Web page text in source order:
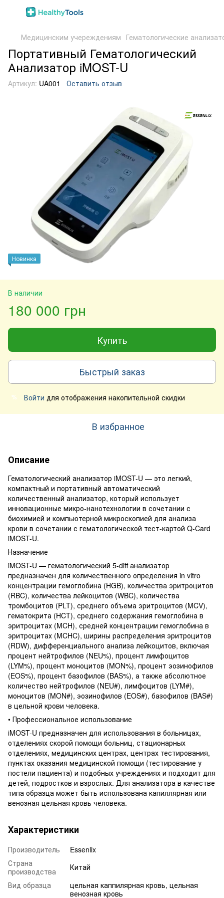
Медицинским учереждениям Гематологические
Портативный Гематологический
Анализатор iMOST-U
Артикул: UA001 Оставить отзыв
Новинка
В наличии
180 000 грн
Купить
Быстрый заказ
% Войти для отображения накопительной скидки
В избранное
Описание
Гематологический анализатор iMOST-U — это легкий,
компактный и портативный автоматический
количественный анализатор, который использует
инновационные микро-нанотехнологии в сочетании с
биохимией и компьютерной микроскопией для анализа
крови в сочетании с гематологической тест-картой Q-Card
iMOST-U.
Назначение
iMOST-U — гематологический 5-diff анализатор
предназначен для количественного определения in vitro
концентрации гемоглобина (HGB), количества эритроцитов
(RBC), количества лейкоцитов (WBC), количества
тромбоцитов (PLT), среднего объема эритроцитов (MCV),
гематокрита (HCT), среднего содержания гемоглобина в
эритроцитах (MCH), средней концентрации гемоглобина в
эритроцитах (MCHC), ширины распределения эритроцитов
(RDW), дифференциального анализа лейкоцитов, включая
процент нейтрофилов (NEU%), процент лимфоцитов
(LYM%), процент моноцитов (MON%), процент эозинофилов
(EOS%), процент базофилов (BAS%), а также абсолютное
количество нейтрофилов (NEU#), лимфоцитов (LYM#),
моноцитов (MON#), эозинофилов (EOS#), базофилов (BAS#)
в цельной крови человека.
• Профессиональное использование
iMOST-U предназначен для использования в больницах,
отделениях скорой помощи больниц, стационарных
отделениях, медицинских центрах, центрах тестирования,
пунктах оказания медицинской помощи (тестирование у
постели пациента) и подобных учреждениях и подходит для
детей, подростков и взрослых. Для анализатора в качестве
типа образца может быть использована капиллярная или
венозная цельная кровь человека.
Характеристики
Производитель
Essenlix
Страна
производства
Китай
Вид образца
цельная каппилярная кровь, цельная
венозная кровь